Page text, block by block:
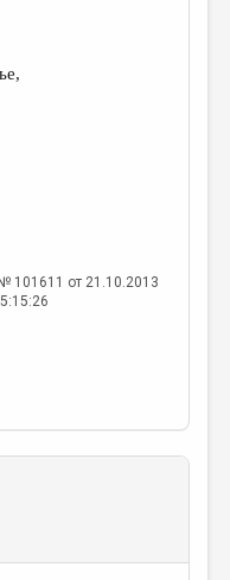
101611 от 21.10.2013